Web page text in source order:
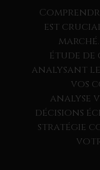
est
étude
analysant
vos
analyse
décisions
stratégie